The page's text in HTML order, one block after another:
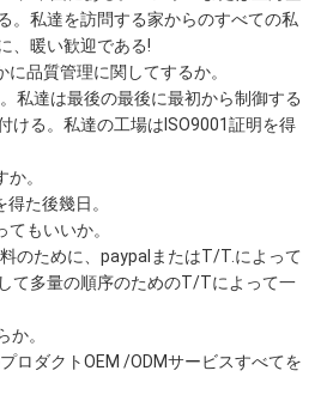
。私達を訪問する家からのすべての私
、暖い歓迎である!
品質管理に関してするか。
私達は最後の最後に最初から制御する
ける。私達の工場はISO9001証明を得
。
た後幾日。
もいいか。
のために、paypalまたはT/T.によって
て多量の順序のためのT/Tによって一
か。
ロダクトOEM /ODMサービスすべてを